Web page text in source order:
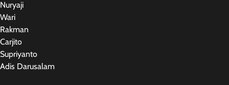
Nuryaji
Wari
Rakman
Carjito
Supriyanto
Adis Darusalam